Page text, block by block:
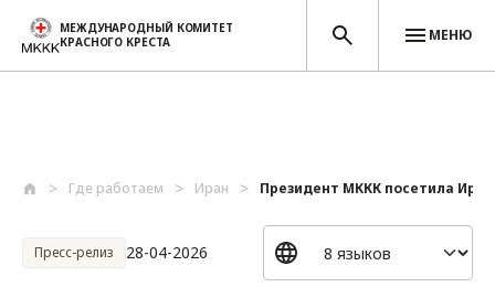
МЕЖДУНАРОДНЫЙ КОМИТЕТ
КРАСНОГО КРЕСТА
МЕНЮ
Где работаем Иран Президент МККК посетила
Пресс-релиз 28-04-2026